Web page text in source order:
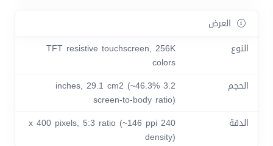
العرض
النوع
TFT resistive touchscreen, 256K
colors
الحجم
3.2 inches, 29.1 cm2 (~46.3%
screen-to-body ratio)
الدقة
240 x 400 pixels, 5:3 ratio (~146 ppi
density)